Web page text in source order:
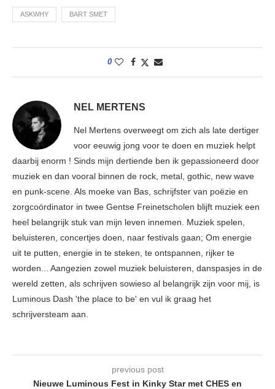
ASKWHY BART SMET
0
NEL MERTENS
Nel Mertens overweegt om zich als late dertiger
voor eeuwig jong voor te doen en muziek helpt
daarbij enorm ! Sinds mijn dertiende ben ik gepassioneerd door
muziek en dan vooral binnen de rock, metal, gothic, new wave
en punk-scene. Als moeke van Bas, schrijfster van poëzie en
zorgcoördinator in twee Gentse Freinetscholen blijft muziek een
heel belangrijk stuk van mijn leven innemen. Muziek spelen,
beluisteren, concertjes doen, naar festivals gaan; Om energie
uit te putten, energie in te steken, te ontspannen, rijker te
worden... Aangezien zowel muziek beluisteren, danspasjes in de
wereld zetten, als schrijven sowieso al belangrijk zijn voor mij, is
Luminous Dash 'the place to be' en vul ik graag het
schrijversteam aan.
previous post
Nieuwe Luminous Fest in Kinky Star met CHES en